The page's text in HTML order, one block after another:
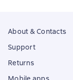
About & Contacts
Support
Returns